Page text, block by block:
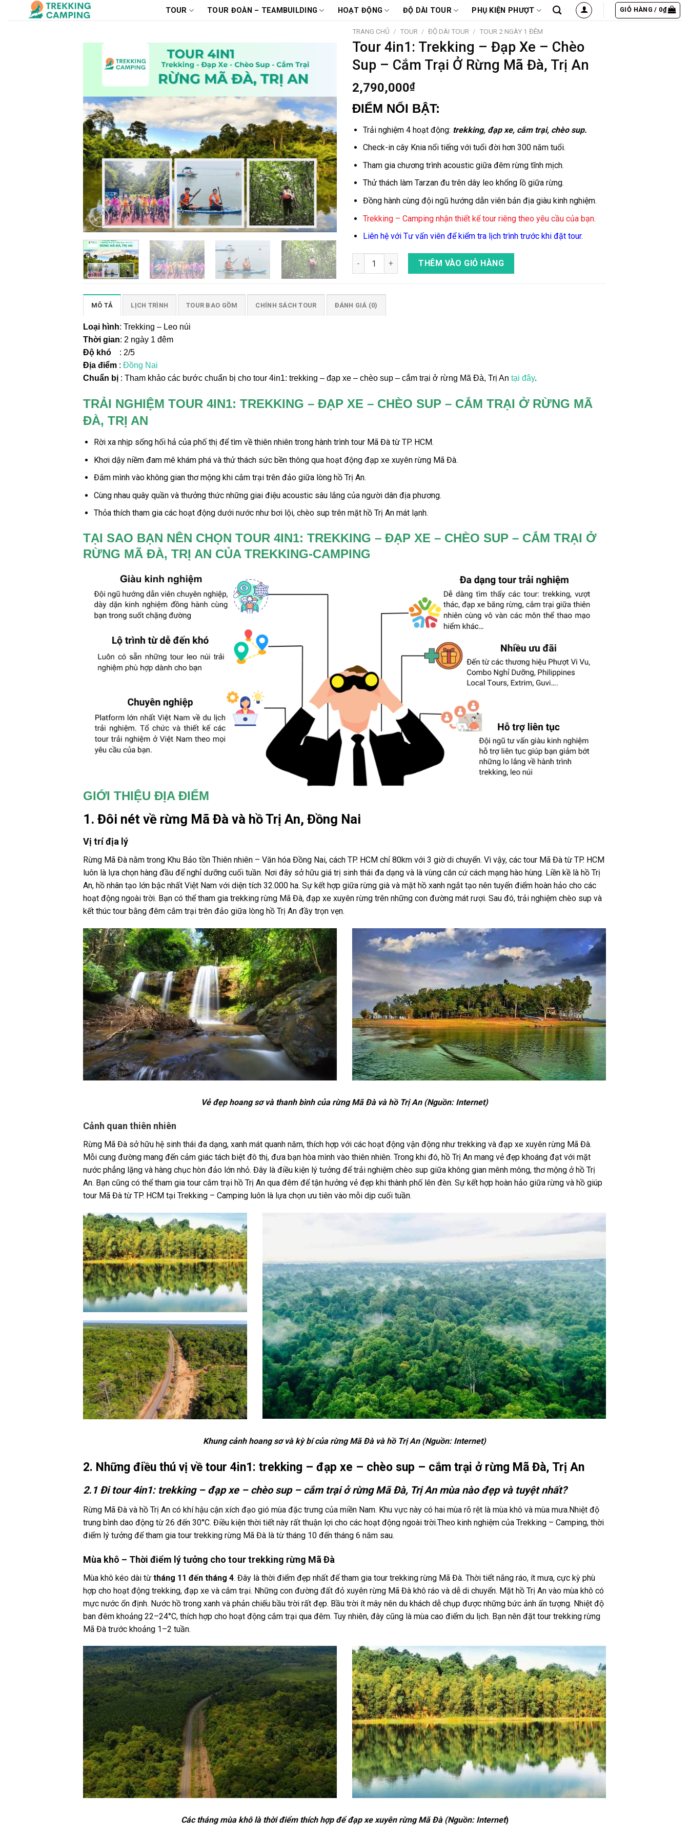
đến
TOUR TOUR ĐOÀN – TEAMBUILDING HOẠT ĐỘNG ĐỘ DÀI TOUR PHỤ KIỆN PHƯỢT GIỎ HÀNG / 0₫
TRANG CHỦ / TOUR / ĐỘ DÀI TOUR / TOUR 2 NGÀY 1 ĐÊM
Tour 4in1: Trekking – Đạp Xe – Chèo
Sup – Cắm Trại Ở Rừng Mã Đà, Trị An
2,790,000₫
ĐIỂM NỔI BẬT:
Trải nghiệm 4 hoạt động: trekking, đạp xe, cắm trại, chèo sup.
Check-in cây Knia nổi tiếng với tuổi đời hơn 300 năm tuổi.
Tham gia chương trình acoustic giữa đêm rừng tĩnh mịch.
Thử thách làm Tarzan đu trên dây leo khổng lồ giữa rừng.
Đồng hành cùng đội ngũ hướng dẫn viên bản địa giàu kinh nghiệm.
Trekking – Camping nhận thiết kế tour riêng theo yêu cầu của bạn.
Liên hệ với Tư vấn viên để kiểm tra lịch trình trước khi đặt tour.
Tour 4in1: Trekking - Đạp Xe - Chèo Sup - Cắm Trại Ở Rừng Mã Đà, Trị An số lượng
THÊM VÀO GIỎ HÀNG
MÔ TẢ LỊCH TRÌNH TOUR BAO GỒM CHÍNH SÁCH TOUR ĐÁNH GIÁ (0)
Loại hình: Trekking – Leo núi
Thời gian: 2 ngày 1 đêm
Độ khó : 2/5
Địa điểm : Đồng Nai
Chuẩn bị : Tham khảo các bước chuẩn bị cho tour 4in1: trekking – đạp xe – chèo sup – cắm trại ở rừng Mã Đà, Trị An tại đây.
TRẢI NGHIỆM TOUR 4IN1: TREKKING – ĐẠP XE – CHÈO SUP – CẮM TRẠI Ở RỪNG MÃ
ĐÀ, TRỊ AN
Rời xa nhịp sống hối hả của phố thị để tìm về thiên nhiên trong hành trình tour Mã Đà từ TP. HCM.
Khơi dậy niềm đam mê khám phá và thử thách sức bền thông qua hoạt động đạp xe xuyên rừng Mã Đà.
Đắm mình vào không gian thơ mộng khi cắm trại trên đảo giữa lòng hồ Trị An.
Cùng nhau quây quần và thưởng thức những giai điệu acoustic sâu lắng của người dân địa phương.
Thỏa thích tham gia các hoạt động dưới nước như bơi lội, chèo suptrên mặt hồ Trị An mát lạnh.
TẠI SAO BẠN NÊN CHỌN TOUR 4IN1: TREKKING – ĐẠP XE – CHÈO SUP – CẮM TRẠI Ở
RỪNG MÃ ĐÀ, TRỊ AN CỦA TREKKING-CAMPING
GIỚI THIỆU ĐỊA ĐIỂM
1. Đôi nét về rừng Mã Đà và hồ Trị An, Đồng Nai
Vị trí địa lý
Rừng Mã Đà nằm trong Khu Bảo tồn Thiên nhiên – Văn hóa Đồng Nai, cách TP. HCM chỉ 80km với 3 giờ di chuyển. Vì vậy, các tour Mã Đà từ TP. HCM
luôn là lựa chọn hàng đầu để nghỉ dưỡng cuối tuần. Nơi đây sở hữu giá trị sinh thái đa dạng và là vùng căn cứ cách mạng hào hùng. Liền kề là hồ Trị
An, hồ nhân tạo lớn bậc nhất Việt Nam với diện tích 32.000 ha. Sự kết hợp giữa rừng già và mặt hồ xanh ngắt tạo nên tuyến điểm hoàn hảo cho các
hoạt động ngoài trời. Bạn có thể tham gia trekking rừng Mã Đà, đạp xe xuyên rừng trên những con đường mát rượi. Sau đó, trải nghiệm chèo sup và
kết thúc tour bằng đêm cắm trại trên đảo giữa lòng hồ Trị An đầy trọn vẹn.
Vẻ đẹp hoang sơ và thanh bình của rừng Mã Đà và hồ Trị An (Nguồn: Internet)
Cảnh quan thiên nhiên
Rừng Mã Đà sở hữu hệ sinh thái đa dạng, xanh mát quanh năm, thích hợp với các hoạt động vận động như trekking và đạp xe xuyên rừng Mã Đà.
Mỗi cung đường mang đến cảm giác tách biệt đô thị, đưa bạn hòa mình vào thiên nhiên. Trong khi đó, hồ Trị An mang vẻ đẹp khoáng đạt với mặt
nước phẳng lặng và hàng chục hòn đảo lớn nhỏ. Đây là điều kiện lý tưởng để trải nghiệm chèo sup giữa không gian mênh mông, thơ mộng ở hồ Trị
An. Bạn cũng có thể tham gia tour cắm trại hồ Trị An qua đêm để tận hưởng vẻ đẹp khi thành phố lên đèn. Sự kết hợp hoàn hảo giữa rừng và hồ giúp
tour Mã Đà từ TP. HCM tại Trekking – Camping luôn là lựa chọn ưu tiên vào mỗi dịp cuối tuần.
Khung cảnh hoang sơ và kỳ bí của rừng Mã Đà và hồ Trị An (Nguồn: Internet)
2. Những điều thú vị về tour 4in1: trekking – đạp xe – chèo sup – cắm trại ở rừng Mã Đà, Trị An
2.1 Đi tour 4in1: trekking – đạp xe – chèo sup – cắm trại ở rừng Mã Đà, Trị An mùa nào đẹp và tuyệt nhất?
Rừng Mã Đà và hồ Trị An có khí hậu cận xích đạo gió mùa đặc trưng của miền Nam. Khu vực này có hai mùa rõ rệt là mùa khô và mùa mưa.Nhiệt độ
trung bình dao động từ 26 đến 30°C. Điều kiện thời tiết này rất thuận lợi cho các hoạt động ngoài trời.Theo kinh nghiệm của Trekking – Camping, thời
điểm lý tưởng để tham gia tour trekking rừng Mã Đà là từ tháng 10 đến tháng 6 năm sau.
Mùa khô – Thời điểm lý tưởng cho tour trekking rừng Mã Đà
Mùa khô kéo dài từ tháng 11 đến tháng 4. Đây là thời điểm đẹp nhất để tham gia tour trekking rừng Mã Đà. Thời tiết nắng ráo, ít mưa, cực kỳ phù
hợp cho hoạt động trekking, đạp xe và cắm trại. Những con đường đất đỏ xuyên rừng Mã Đà khô ráo và dễ di chuyển. Mặt hồ Trị An vào mùa khô có
mực nước ổn định. Nước hồ trong xanh và phản chiếu bầu trời rất đẹp. Bầu trời ít mây nên du khách dễ chụp được những bức ảnh ấn tượng. Nhiệt độ
ban đêm khoảng 22–24°C, thích hợp cho hoạt động cắm trại qua đêm. Tuy nhiên, đây cũng là mùa cao điểm du lịch. Bạn nên đặt tour trekking rừng
Mã Đà trước khoảng 1–2 tuần.
Các tháng mùa khô là thời điểm thích hợp để đạp xe xuyên rừng Mã Đà (Nguồn: Internet)